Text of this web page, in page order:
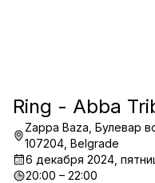
Ring - Abba
Zappa Baza, Булевар
107204, Belgrade
6 декабря 2024,
20:00 – 22:00